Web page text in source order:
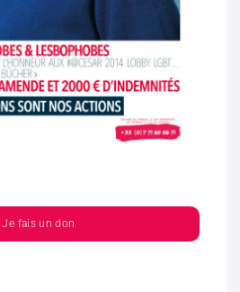
Je fais un don